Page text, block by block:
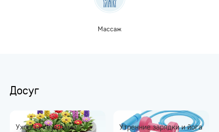
Массаж
Досуг
Уход за клумбами Утренние зарядки и йога